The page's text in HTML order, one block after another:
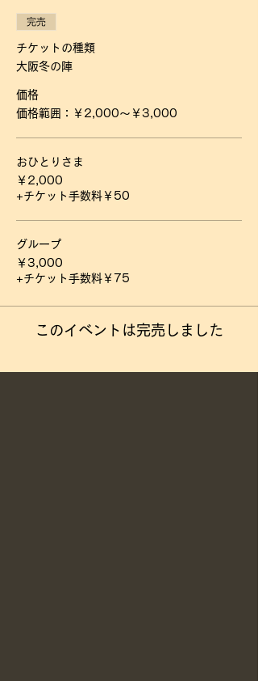
完売
チケットの種類
大阪冬の陣
価格
価格範囲：￥2,000〜￥3,000
おひとりさま
￥2,000
+チケット手数料￥50
グループ
￥3,000
+チケット手数料￥75
このイベントは完売しました